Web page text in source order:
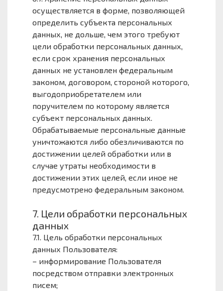
осуществляется в форме, позволяющей
определить субъекта персональных
данных, не дольше, чем этого требуют
цели обработки персональных данных,
если срок хранения персональных
данных не установлен федеральным
законом, договором, стороной которого,
выгодоприобретателем или
поручителем по которому является
субъект персональных данных.
Обрабатываемые персональные данные
уничтожаются либо обезличиваются по
достижении целей обработки или в
случае утраты необходимости в
достижении этих целей, если иное не
предусмотрено федеральным законом.
7. Цели обработки персональных
данных
7.1. Цель обработки персональных
данных Пользователя:
– информирование Пользователя
посредством отправки электронных
писем;